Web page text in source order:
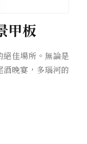
甲板
佳場所。無論是
酒晚宴，多瑙河的